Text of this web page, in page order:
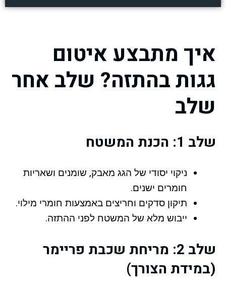
איך מתבצע איטום
גגות בהתזה? שלב אחר
שלב
שלב 1: הכנת המשטח
ניקוי יסודי של הגג מאבק, שומנים ושאריות
חומרים ישנים.
תיקון סדקים וחריצים באמצעות חומרי מילוי.
ייבוש מלא של המשטח לפני ההתזה.
שלב 2: מריחת שכבת פריימר
(במידת הצורך)